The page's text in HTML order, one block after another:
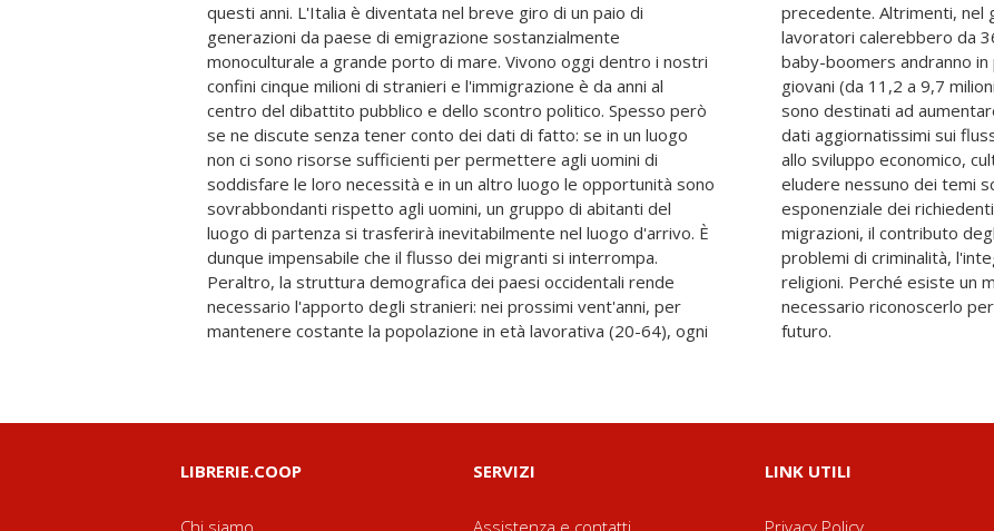
questi anni. L'Italia è diventata nel breve giro di un paio di
generazioni da paese di emigrazione sostanzialmente
monoculturale a grande porto di mare. Vivono oggi dentro i nostri
confini cinque milioni di stranieri e l'immigrazione è da anni al
centro del dibattito pubblico e dello scontro politico. Spesso però
se ne discute senza tener conto dei dati di fatto: se in un luogo
non ci sono risorse sufficienti per permettere agli uomini di
soddisfare le loro necessità e in un altro luogo le opportunità sono
sovrabbondanti rispetto agli uomini, un gruppo di abitanti del
luogo di partenza si trasferirà inevitabilmente nel luogo d'arrivo. È
dunque impensabile che il flusso dei migranti si interrompa.
Peraltro, la struttura demografica dei paesi occidentali rende
necessario l'apporto degli stranieri: nei prossimi vent'anni, per
mantenere costante la popolazione in età lavorativa (20-64), ogni
precedente. Altrimenti, nel giro di appena 20 anni i potenziali
lavoratori calerebbero da 36 a 29 milioni, a mano a mano che i
baby-boomers andranno in pensione. Diminuirebbero anche i
giovani (da 11,2 a 9,7 milioni), mentre gli anziani – in ogni caso –
sono destinati ad aumentare in modo inarrestabile. Il libro offre
dati aggiornatissimi sui flussi migratori e sul loro contributo reale
allo sviluppo economico, culturale e sociale del Paese, senza
eludere nessuno dei temi scottanti degli ultimi mesi: l'aumento
esponenziale dei richiedenti asilo, l'impatto della crisi sulle
migrazioni, il contributo degli stranieri all'economia italiana, i
problemi di criminalità, l'integrazione fra le diverse culture e
religioni. Perché esiste un modello italiano alle immigrazioni: è
necessario riconoscerlo per tracciare con sapienza le politiche del
futuro.
LIBRERIE.COOP
Chi siamo
SERVIZI
Assistenza e contatti
LINK UTILI
Privacy Policy